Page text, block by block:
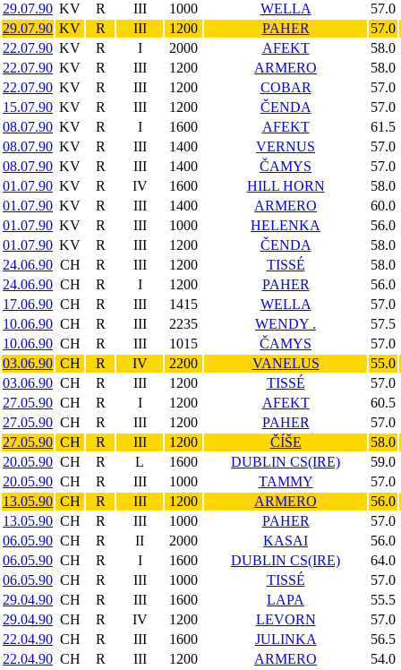
29.07.90 KV R III 1000 WELLA
57.0
29.07.90 KV R III 1200 PAHER
57.0
22.07.90 KV R I 2000 AFEKT
58.0
22.07.90 KV R III 1200 ARMERO
58.0
22.07.90 KV R III 1200 COBAR
57.0
15.07.90 KV R III 1200 ČENDA
57.0
08.07.90 KV R I 1600 AFEKT
61.5
08.07.90 KV R III 1400 VERNUS
57.0
08.07.90 KV R III 1400 ČAMYS
57.0
01.07.90 KV R IV 1600 HILL HORN
58.0
01.07.90 KV R III 1400 ARMERO
60.0
01.07.90 KV R III 1000 HELENKA
56.0
01.07.90 KV R III 1200 ČENDA
58.0
24.06.90 CH R III 1200 TISSÉ
58.0
24.06.90 CH R I 1200 PAHER
56.0
17.06.90 CH R III 1415 WELLA
57.0
10.06.90 CH R III 2235 WENDY .
57.5
10.06.90 CH R III 1015 ČAMYS
57.0
03.06.90 CH R IV 2200 VANELUS
55.0
03.06.90 CH R III 1200 TISSÉ
57.0
27.05.90 CH R I 1200 AFEKT
60.5
27.05.90 CH R III 1200 PAHER
57.0
27.05.90 CH R III 1200 ČÍŠE
58.0
20.05.90 CH R L 1600 DUBLIN CS(IRE)
59.0
20.05.90 CH R III 1000 TAMMY
57.0
13.05.90 CH R III 1200 ARMERO
56.0
13.05.90 CH R III 1000 PAHER
57.0
06.05.90 CH R II 2000 KASAI
56.0
06.05.90 CH R I 1600 DUBLIN CS(IRE)
64.0
06.05.90 CH R III 1000 TISSÉ
57.0
29.04.90 CH R III 1600 LAPA
55.5
29.04.90 CH R IV 1200 LEVORN
57.0
22.04.90 CH R III 1600 JULINKA
56.5
22.04.90 CH R III 1200 ARMERO
54.0